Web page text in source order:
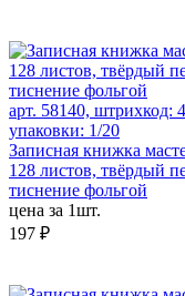
арт. 58140, штрихкод:
упаковки: 1/20
Записная книжка
128 листов, твёрдый
тиснение фольгой
цена за 1шт.
197 ₽